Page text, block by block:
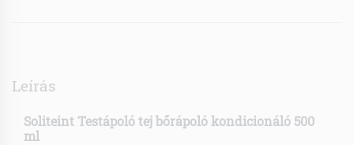
Leírás
Soliteint Testápoló tej bőrápoló kondicionáló 500
ml